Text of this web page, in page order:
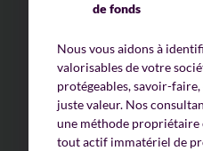
de fonds
Nous vous aidons à
valorisables de votre
protégeables, savoir-
juste valeur. Nos
une méthode propriétaire
tout actif immatériel de